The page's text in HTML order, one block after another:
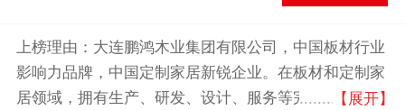
上榜理由：大连鹏鸿木业集团有限公司，中国板材行业
影响力品牌，中国定制家居新锐企业。在板材和定制家
居领域，拥有生产、研发、设计、服务等完善的业务体
【展开】